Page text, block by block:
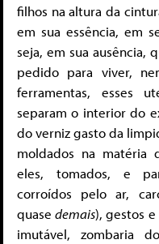
filhos na altura da
em sua essência, em
seja, em sua ausência,
pedido para viver,
ferramentas, esses
separam o interior do
do verniz gasto da
moldados na matéria
eles, tomados, e
corroídos pelo ar,
quase demais), gestos
imutável, zombaria